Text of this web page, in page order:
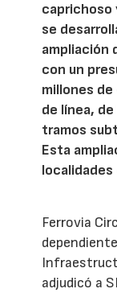
caprichoso
se
ampliación
con un
millones
de línea,
tramos
Esta
Ferrovia
adjudicó a